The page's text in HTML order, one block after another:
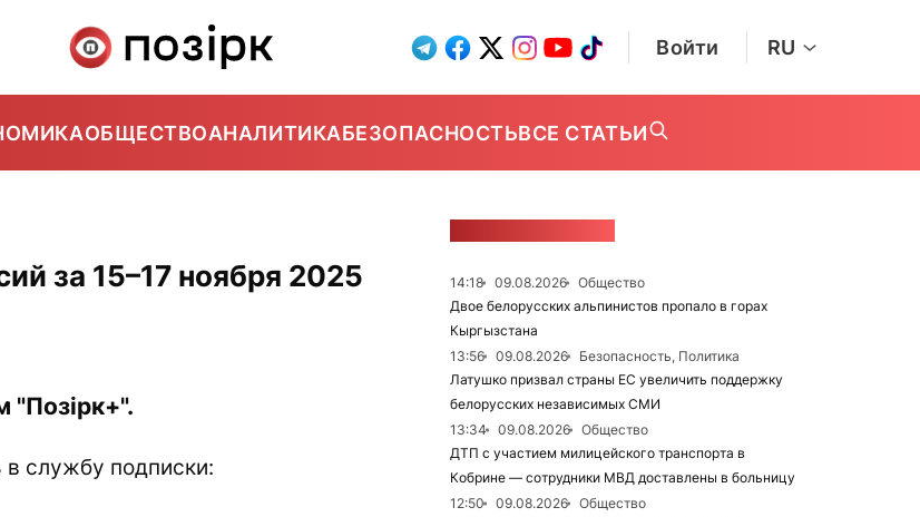
Войти RU
ОБЩЕСТВОАНАЛИТИКАБЕЗОПАСНОСТЬВСЕ СТАТЬИ
за 15–17 ноября 2025
"Позірк+".
в службу подписки:
14:18 09.08.2026
Общество
Двое белорусских альпинистов пропало в горах
Кыргызстана
13:56
09.08.2026
Безопасность, Политика
Латушко призвал страны ЕС увеличить поддержку
белорусских независимых СМИ
13:34
09.08.2026
Общество
ДТП с участием милицейского транспорта в
Кобрине — сотрудники МВД доставлены в больницу
12:50
09.08.2026
Общество